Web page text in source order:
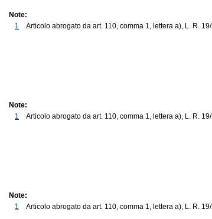
Note:
1
Articolo abrogato da art. 110, comma 1, lettera a), L. R.
Note:
1
Articolo abrogato da art. 110, comma 1, lettera a), L. R.
Note:
1
Articolo abrogato da art. 110, comma 1, lettera a), L. R.